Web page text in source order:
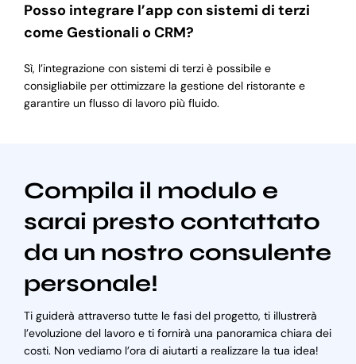
Posso integrare l’app con sistemi di terzi
come Gestionali o CRM?
Sì, l’integrazione con sistemi di terzi è possibile e
consigliabile per ottimizzare la gestione del ristorante e
garantire un flusso di lavoro più fluido.
Compila il modulo e
sarai presto contattato
da un nostro consulente
personale!
Ti guiderà attraverso tutte le fasi del progetto, ti illustrerà
l’evoluzione del lavoro e ti fornirà una panoramica chiara dei
costi. Non vediamo l’ora di aiutarti a realizzare la tua idea!